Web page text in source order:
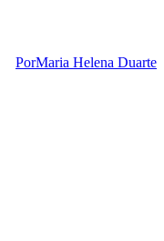
PorMaria Helena Duarte